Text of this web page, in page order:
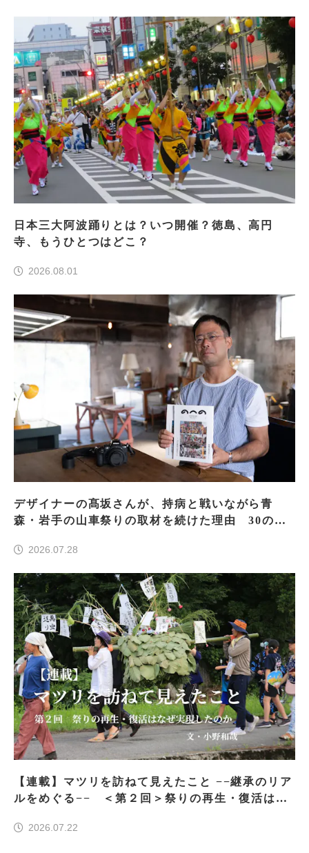
日本三大阿波踊りとは？いつ開催？徳島、高円
寺、もうひとつはどこ？
2026.08.01
デザイナーの髙坂さんが、持病と戦いながら青
森・岩手の山車祭りの取材を続けた理由 30の山
2026.07.28
【連載】マツリを訪ねて見えたこと −−継承のリア
ルをめぐる−− ＜第２回＞祭りの再生・復活はな
2026.07.22